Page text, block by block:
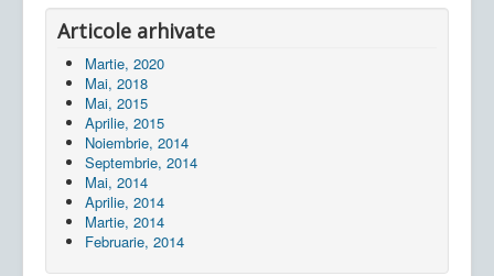
Articole arhivate
Martie, 2020
Mai, 2018
Mai, 2015
Aprilie, 2015
Noiembrie, 2014
Septembrie, 2014
Mai, 2014
Aprilie, 2014
Martie, 2014
Februarie, 2014